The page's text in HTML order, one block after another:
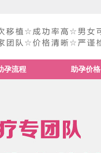
孕流程 助孕价格